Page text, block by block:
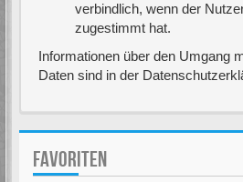
verbindlich, wenn der
zugestimmt hat.
Informationen über den Umgang
Daten sind in der
FAVORITEN